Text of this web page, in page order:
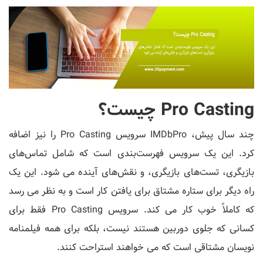
Pro Casting چیست؟
چند سال پیش، IMDbPro سرویس Pro Casting را نیز اضافه
کرد. این یک سرویس فهرست‌بندی است که شامل تماس‌های
بازیگری، تست‌های بازیگری، و نقش‌های آینده می شود. این یک
راه دیگر برای ستاره مشتاق برای یافتن کار است و به نظر می رسد
که کاملاً خوب کار می کند. سرویس Pro Casting فقط برای
کسانی که جلوی دوربین هستند نیست، بلکه برای همه فیلمنامه
نویسان مشتاقی است که می خواهند استراحت کنند.